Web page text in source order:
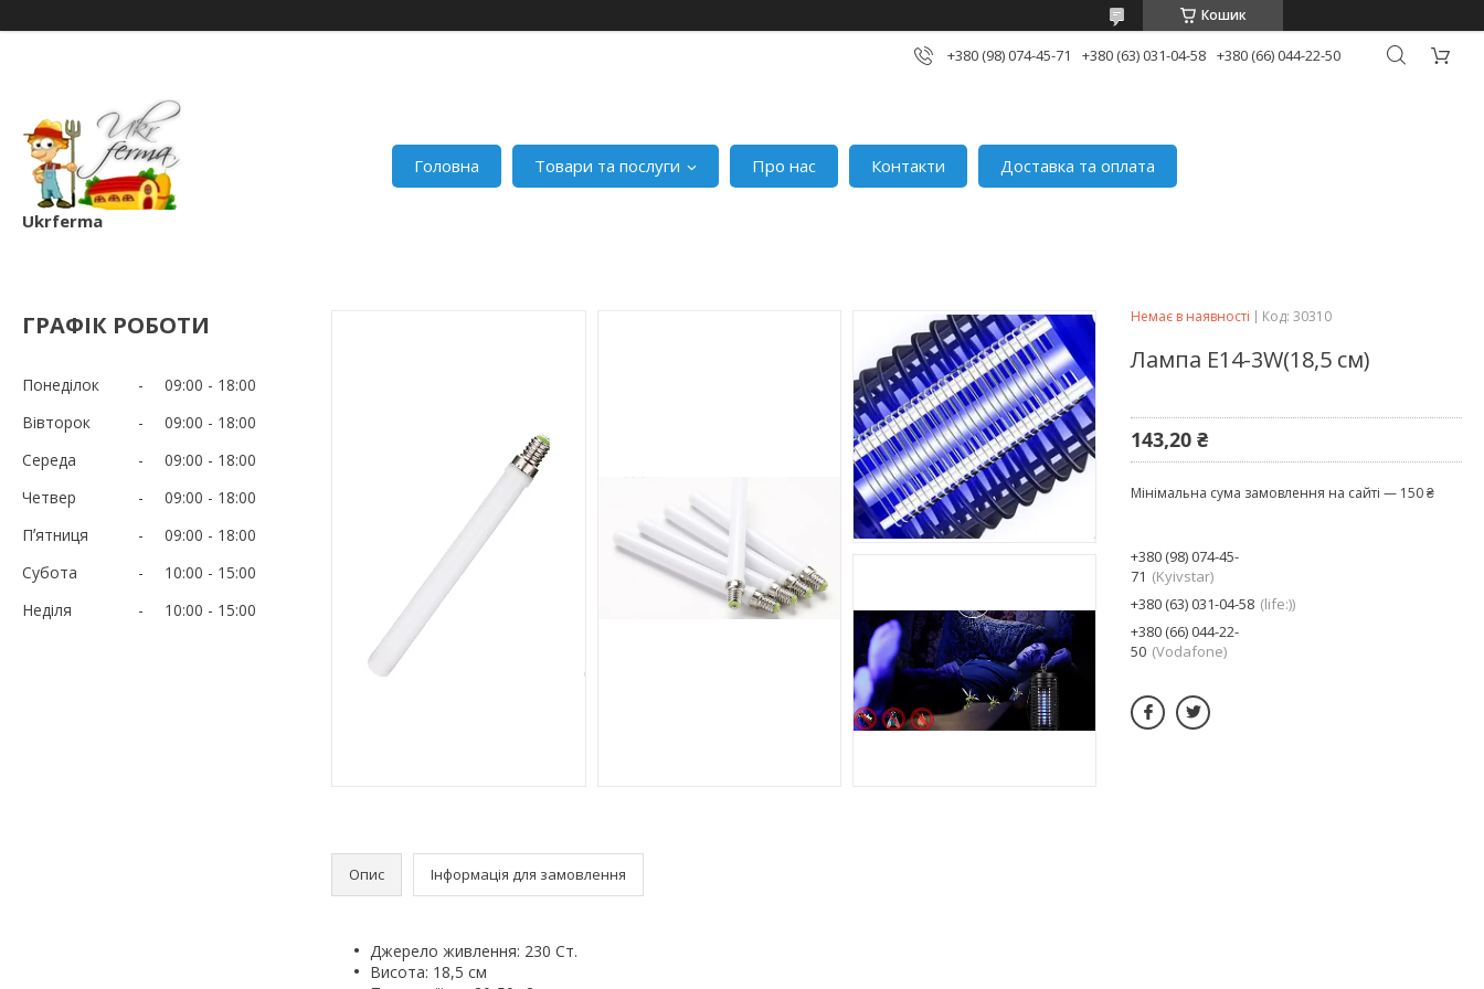
Кошик
+380 (98) 074-45-71 +380 (63) 031-04-58 +380 (66) 044-22-50
Ukrferma
Головна Товари та послуги Про нас Контакти Доставка та оплата
ГРАФІК РОБОТИ
Понеділок 09:00
18:00
Вівторок
09:00
18:00
Середа
09:00
18:00
Четвер
09:00
18:00
Пʼятниця
09:00
18:00
Субота
10:00
15:00
Неділя
10:00 15:00
Опис Інформація для замовлення
Джерело живлення: 230 Ст.
Висота: 18,5 см
Немає в наявності Код: 30310
Лампа E14-3W(18,5 см)
143,20 ₴
Мінімальна сума замовлення на сайті — 150 ₴
+380 (98) 074-45-
71
Kyivstar
+380 (63) 031-04-58 life:)
+380 (66) 044-22-
50 Vodafone